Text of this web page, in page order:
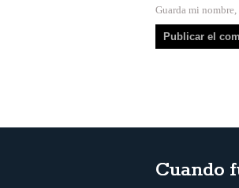
Guarda mi
Cuando